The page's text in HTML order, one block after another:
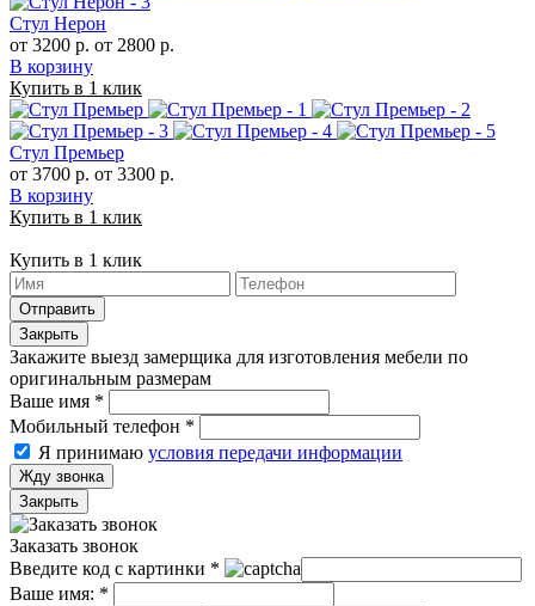
Стул Нерон
от 3200 р. от 2800 р.
В корзину
Купить в 1 клик
Стул Премьер
от 3700 р. от 3300 р.
В корзину
Купить в 1 клик
Купить в 1 клик
Отправить
Закрыть
Закажите выезд замерщика для изготовления мебели по
оригинальным размерам
Ваше имя *
Мобильный телефон *
Я принимаю условия передачи информации
Жду звонка
Закрыть
Заказать звонок
Введите код с картинки *
Ваше имя: *